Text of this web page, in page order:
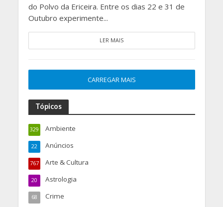
do Polvo da Ericeira. Entre os dias 22 e 31 de
Outubro experimente...
LER MAIS
CARREGAR MAIS
Tópicos
Ambiente
329
Anúncios
22
Arte & Cultura
767
Astrologia
20
Crime
68